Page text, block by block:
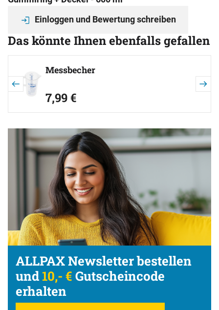
Einloggen und Bewertung schreiben
Das könnte Ihnen ebenfalls gefallen
Artikel überspringen
Messbecher
7,99€
ALLPAX Newsletter bestellen
und10,- € Gutscheincode
erhalten